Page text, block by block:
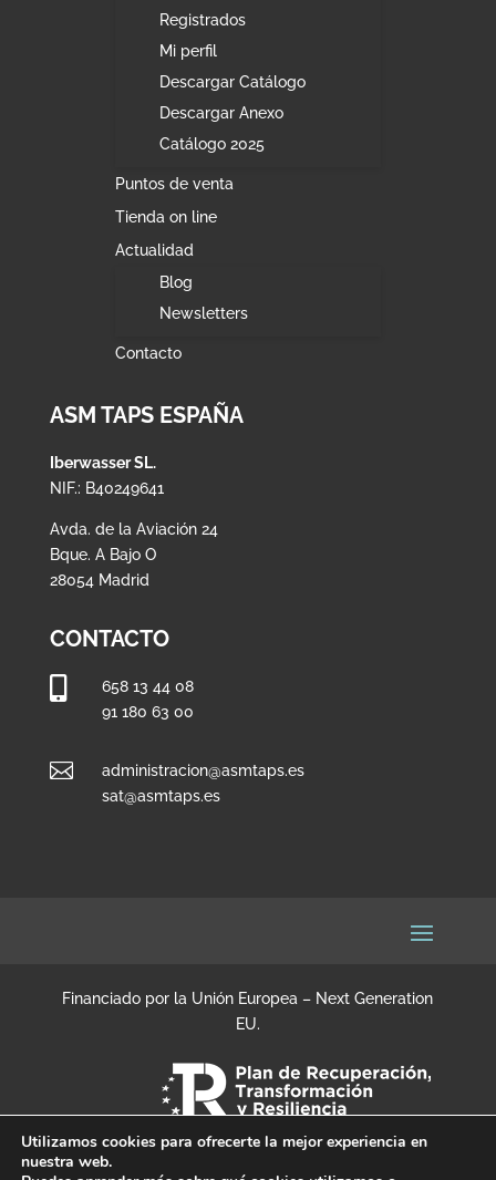
Registrados
Mi perfil
Descargar Catálogo
Descargar Anexo
Catálogo 2025
Puntos de venta
Tienda on line
Actualidad
Blog
Newsletters
Contacto
ASM TAPS ESPAÑA
Iberwasser SL.
NIF.: B40249641
Avda. de la Aviación 24
Bque. A Bajo O
28054 Madrid
CONTACTO

658 13 44 08
91 180 63 00

administracion@asmtaps.es
sat@asmtaps.es
Financiado por la Unión Europea – Next Generation
EU.
Utilizamos cookies para ofrecerte la mejor experiencia en
nuestra web.